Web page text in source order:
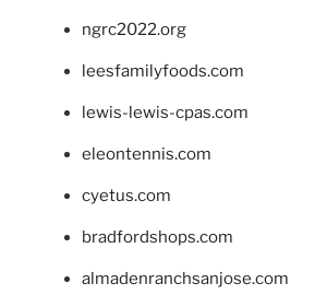
ngrc2022.org
leesfamilyfoods.com
lewis-lewis-cpas.com
eleontennis.com
cyetus.com
bradfordshops.com
almadenranchsanjose.com